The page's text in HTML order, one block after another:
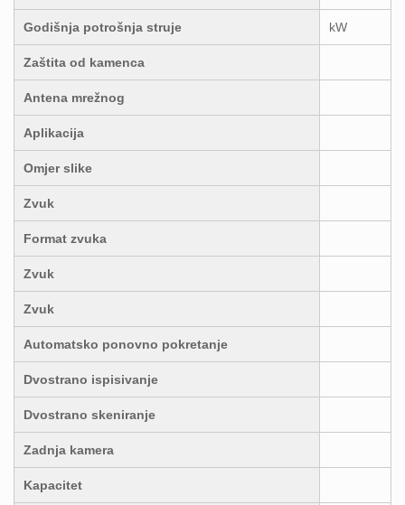
Godišnja potrošnja struje kW
Zaštita od kamenca
Antena mrežnog
Aplikacija
Omjer slike
Zvuk
Format zvuka
Zvuk
Zvuk
Automatsko ponovno pokretanje
Dvostrano ispisivanje
Dvostrano skeniranje
Zadnja kamera
Kapacitet